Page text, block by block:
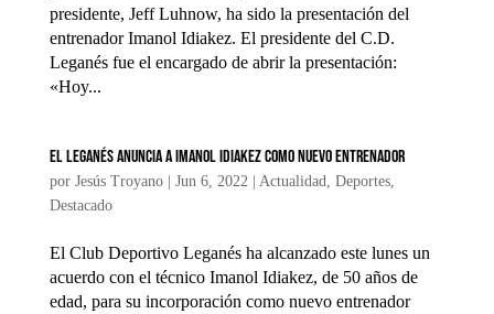
presidente, Jeff Luhnow, ha sido la presentación del
entrenador Imanol Idiakez. El presidente del C.D.
Leganés fue el encargado de abrir la presentación:
«Hoy...
El Leganés anuncia a Imanol Idiakez como nuevo entrenador
por Jesús Troyano| Jun 6, 2022 | Actualidad Deportes,
Destacado
El Club Deportivo Leganés ha alcanzado este lunes un
acuerdo con el técnico Imanol Idiakez, de 50 años de
edad, para su incorporación como nuevo entrenador